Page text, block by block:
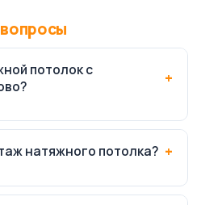
потолок с
натяжного потолка?